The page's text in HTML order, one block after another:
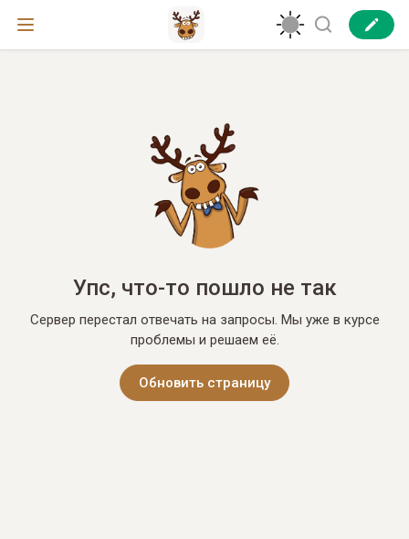
Упс, что-то пошло не так
Сервер перестал отвечать на запросы. Мы уже в курсе
проблемы и решаем её.
Обновить страницу